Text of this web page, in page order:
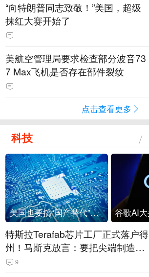
“向特朗普同志致敬！”美国，超级
抹红大赛开始了
美航空管理局要求检查部分波音73
7 Max飞机是否存在部件裂纹
点击查看更多
科技
美国也要搞“国产替代”？先算清三笔账
特斯拉Terafab芯片工厂正式落户得
州！马斯克放言：要把尖端制造带
回美国
9